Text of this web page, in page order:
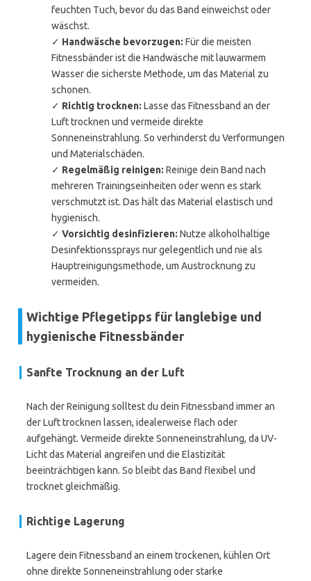
feuchten Tuch, bevor du das Band einweichst oder
wäschst.
✓ Handwäsche bevorzugen: Für die meisten
Fitnessbänder ist die Handwäsche mit lauwarmem
Wasser die sicherste Methode, um das Material zu
schonen.
✓ Richtig trocknen: Lasse das Fitnessband an der
Luft trocknen und vermeide direkte
Sonneneinstrahlung. So verhinderst du Verformungen
und Materialschäden.
✓ Regelmäßig reinigen: Reinige dein Band nach
mehreren Trainingseinheiten oder wenn es stark
verschmutzt ist. Das hält das Material elastisch und
hygienisch.
✓ Vorsichtig desinfizieren: Nutze alkoholhaltige
Desinfektionssprays nur gelegentlich und nie als
Hauptreinigungsmethode, um Austrocknung zu
vermeiden.
Wichtige Pflegetipps für langlebige und
hygienische Fitnessbänder
Sanfte Trocknung an der Luft
Nach der Reinigung solltest du dein Fitnessband immer an
der Luft trocknen lassen, idealerweise flach oder
aufgehängt. Vermeide direkte Sonneneinstrahlung, da UV-
Licht das Material angreifen und die Elastizität
beeinträchtigen kann. So bleibt das Band flexibel und
trocknet gleichmäßig.
Richtige Lagerung
Lagere dein Fitnessband an einem trockenen, kühlen Ort
ohne direkte Sonneneinstrahlung oder starke